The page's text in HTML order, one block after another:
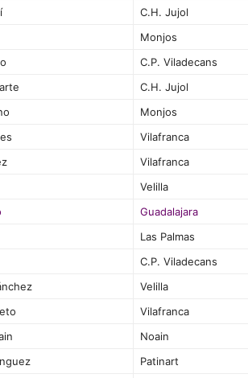
C.H. Jujol
Monjos
C.P. Viladecans
C.H. Jujol
Monjos
Vilafranca
Vilafranca
Velilla
Guadalajara
Las Palmas
C.P. Viladecans
Velilla
Vilafranca
Noain
Patinart